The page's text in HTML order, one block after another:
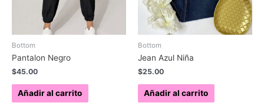
Bottom
Pantalon Negro
$45.00
Añadir al carrito
Bottom
Jean Azul Niña
$25.00
Añadir al carrito